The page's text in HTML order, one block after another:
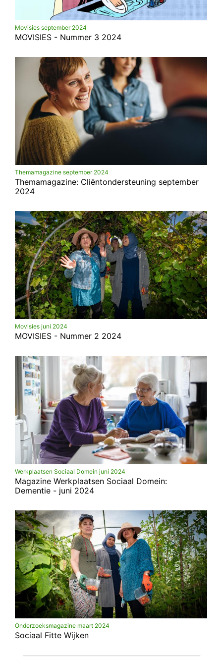
Movisies september 2024
MOVISIES - Nummer 3 2024
Themamagazine september 2024
Themamagazine: Cliëntondersteuning september
2024
Movisies juni 2024
MOVISIES - Nummer 2 2024
Werkplaatsen Sociaal Domein juni 2024
Magazine Werkplaatsen Sociaal Domein:
Dementie - juni 2024
Onderzoeksmagazine maart 2024
Sociaal Fitte Wijken